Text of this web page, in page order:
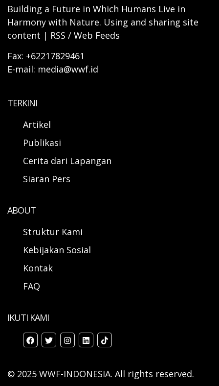
Building a Future in Which Humans Live in
Harmony with Nature. Using and sharing site
content | RSS / Web Feeds
Fax: +62217829461
E-mail: media@wwf.id
TERKINI
Artikel
Publikasi
Cerita dari Lapangan
Siaran Pers
ABOUT
Struktur Kami
Kebijakan Sosial
Kontak
FAQ
IKUTI KAMI
© 2025 WWF-INDONESIA. All rights reserved.